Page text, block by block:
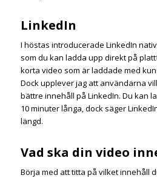
LinkedIn
I höstas introducerade LinkedIn
som du kan ladda upp direkt på
korta video som är laddade med
Dock upplever jag att användarna
bättre innehåll på LinkedIn. Du kan
10 minuter långa, dock säger
längd.
Vad ska din video
Börja med att titta på vilket innehåll